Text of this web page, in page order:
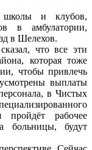
и клубов,
в амбулатории,
в Шелехов.
что все эти
которая тоже
чтобы привлечь
выплаты
в Чистых
рабочее
больницы, будут